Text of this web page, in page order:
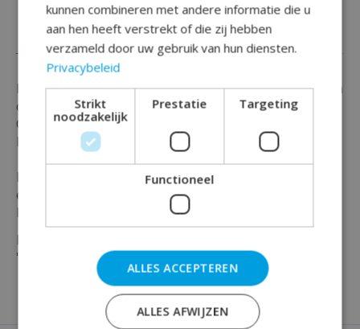
Beschrijving Reviews (0)
Heb je iets te vieren en wil je dat in luxe en stijl doen in
combinatie met de cijfers 30 ?
Of heb je al andere artikelen uit deze mooie serie ?
Dan mag deze hangende slinger niet ontbreken.
Deze prachtige swirl slinger is gemaakt van papier en
en plastic en is maar liefst 120 cm lang !
En is verpakt per stuk in de kleur rose en zwart.
Maak jouw feest compleet en bestel vandaag nog je
''30'' decoratie bij Rainbow Feestshop!
kunnen combineren met andere informatie die u
aan hen heeft verstrekt of die zij hebben
verzameld door uw gebruik van hun diensten.
Privacybeleid
Strikt
noodzakelijk
Prestatie Targeting
Functioneel
ALLES ACCEPTEREN
ALLES AFWIJZEN